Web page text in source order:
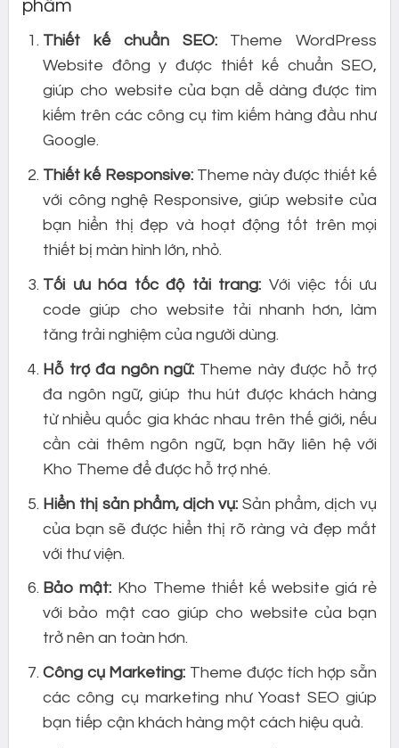
phẩm
Thiết kế chuẩn SEO:Theme WordPress
Website đông y được thiết kế chuẩn SEO,
giúp cho website của bạn dễ dàng được tìm
kiếm trên các công cụ tìm kiếm hàng đầu như
Google.
Thiết kế Responsive:Theme này được thiết kế
với công nghệ Responsive, giúp website của
bạn hiển thị đẹp và hoạt động tốt trên mọi
thiết bị màn hình lớn, nhỏ.
Tối ưu hóa tốc độ tải trang: Với việc tối ưu
code giúp cho website tải nhanh hơn, làm
tăng trải nghiệm của người dùng.
Hỗ trợ đa ngôn ngữ: Theme này được hỗ trợ
đa ngôn ngữ, giúp thu hút được khách hàng
từ nhiều quốc gia khác nhau trên thế giới, nếu
cần cài thêm ngôn ngữ, bạn hãy liên hệ với
Kho Theme để được hỗ trợ nhé.
Hiển thị sản phẩm, dịch vụ: Sản phẩm, dịch vụ
của bạn sẽ được hiển thị rõ ràng và đẹp mắt
với thư viện.
Bảo mật: Kho Theme thiết kế website giá rẻ
với bảo mật cao giúp cho website của bạn
trở nên an toàn hơn.
Công cụ Marketing: Theme được tích hợp sẵn
các công cụ marketing như Yoast SEO giúp
bạn tiếp cận khách hàng một cách hiệu quả.